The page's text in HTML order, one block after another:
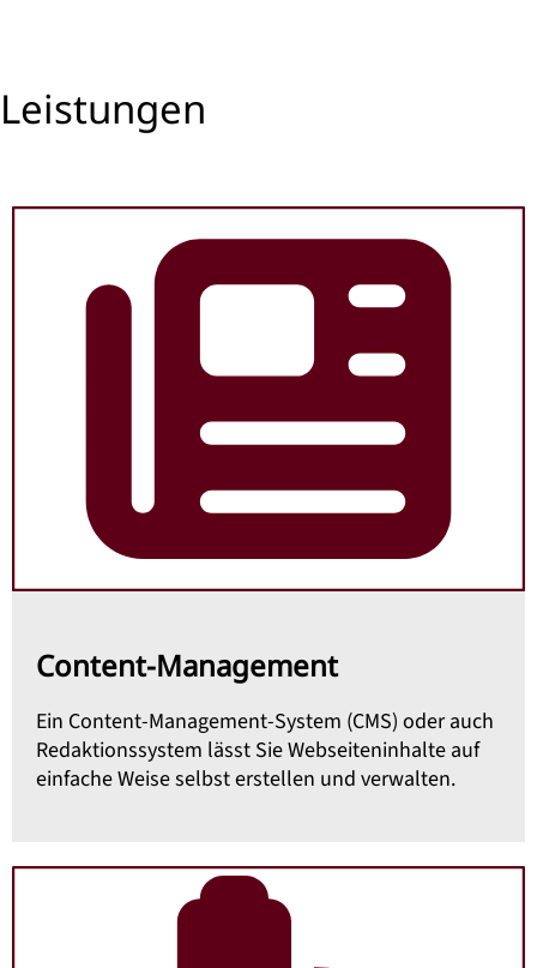
Leistungen
Content-Management
Ein Content-Management-System (CMS) oder auch
Redaktionssystem lässt Sie Webseiteninhalte auf
einfache Weise selbst erstellen und verwalten.